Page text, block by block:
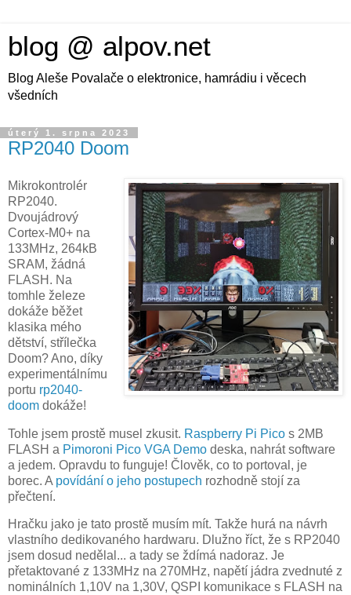
blog @ alpov.net
Blog Aleše Povalače o elektronice, hamrádiu i věcech
všedních
úterý 1. srpna 2023
RP2040 Doom
Mikrokontrolér
RP2040.
Dvoujádrový
Cortex-M0+ na
133MHz, 264kB
SRAM, žádná
FLASH. Na
tomhle železe
dokáže běžet
klasika mého
dětství, střílečka
Doom? Ano, díky
experimentálnímu
portu rp2040-
doom dokáže!
Tohle jsem prostě musel zkusit. Raspberry Pi Pico s 2MB
FLASH a Pimoroni Pico VGA Demo deska, nahrát software
a jedem. Opravdu to funguje! Člověk, co to portoval, je
borec. A povídání o jeho postupech rozhodně stojí za
přečtení.
Hračku jako je tato prostě musím mít. Takže hurá na návrh
vlastního dedikovaného hardwaru. Dlužno říct, že s RP2040
jsem dosud nedělal... a tady se ždímá nadoraz. Je
přetaktované z 133MHz na 270MHz, napětí jádra zvednuté z
nominálních 1,10V na 1,30V, QSPI komunikace s FLASH na